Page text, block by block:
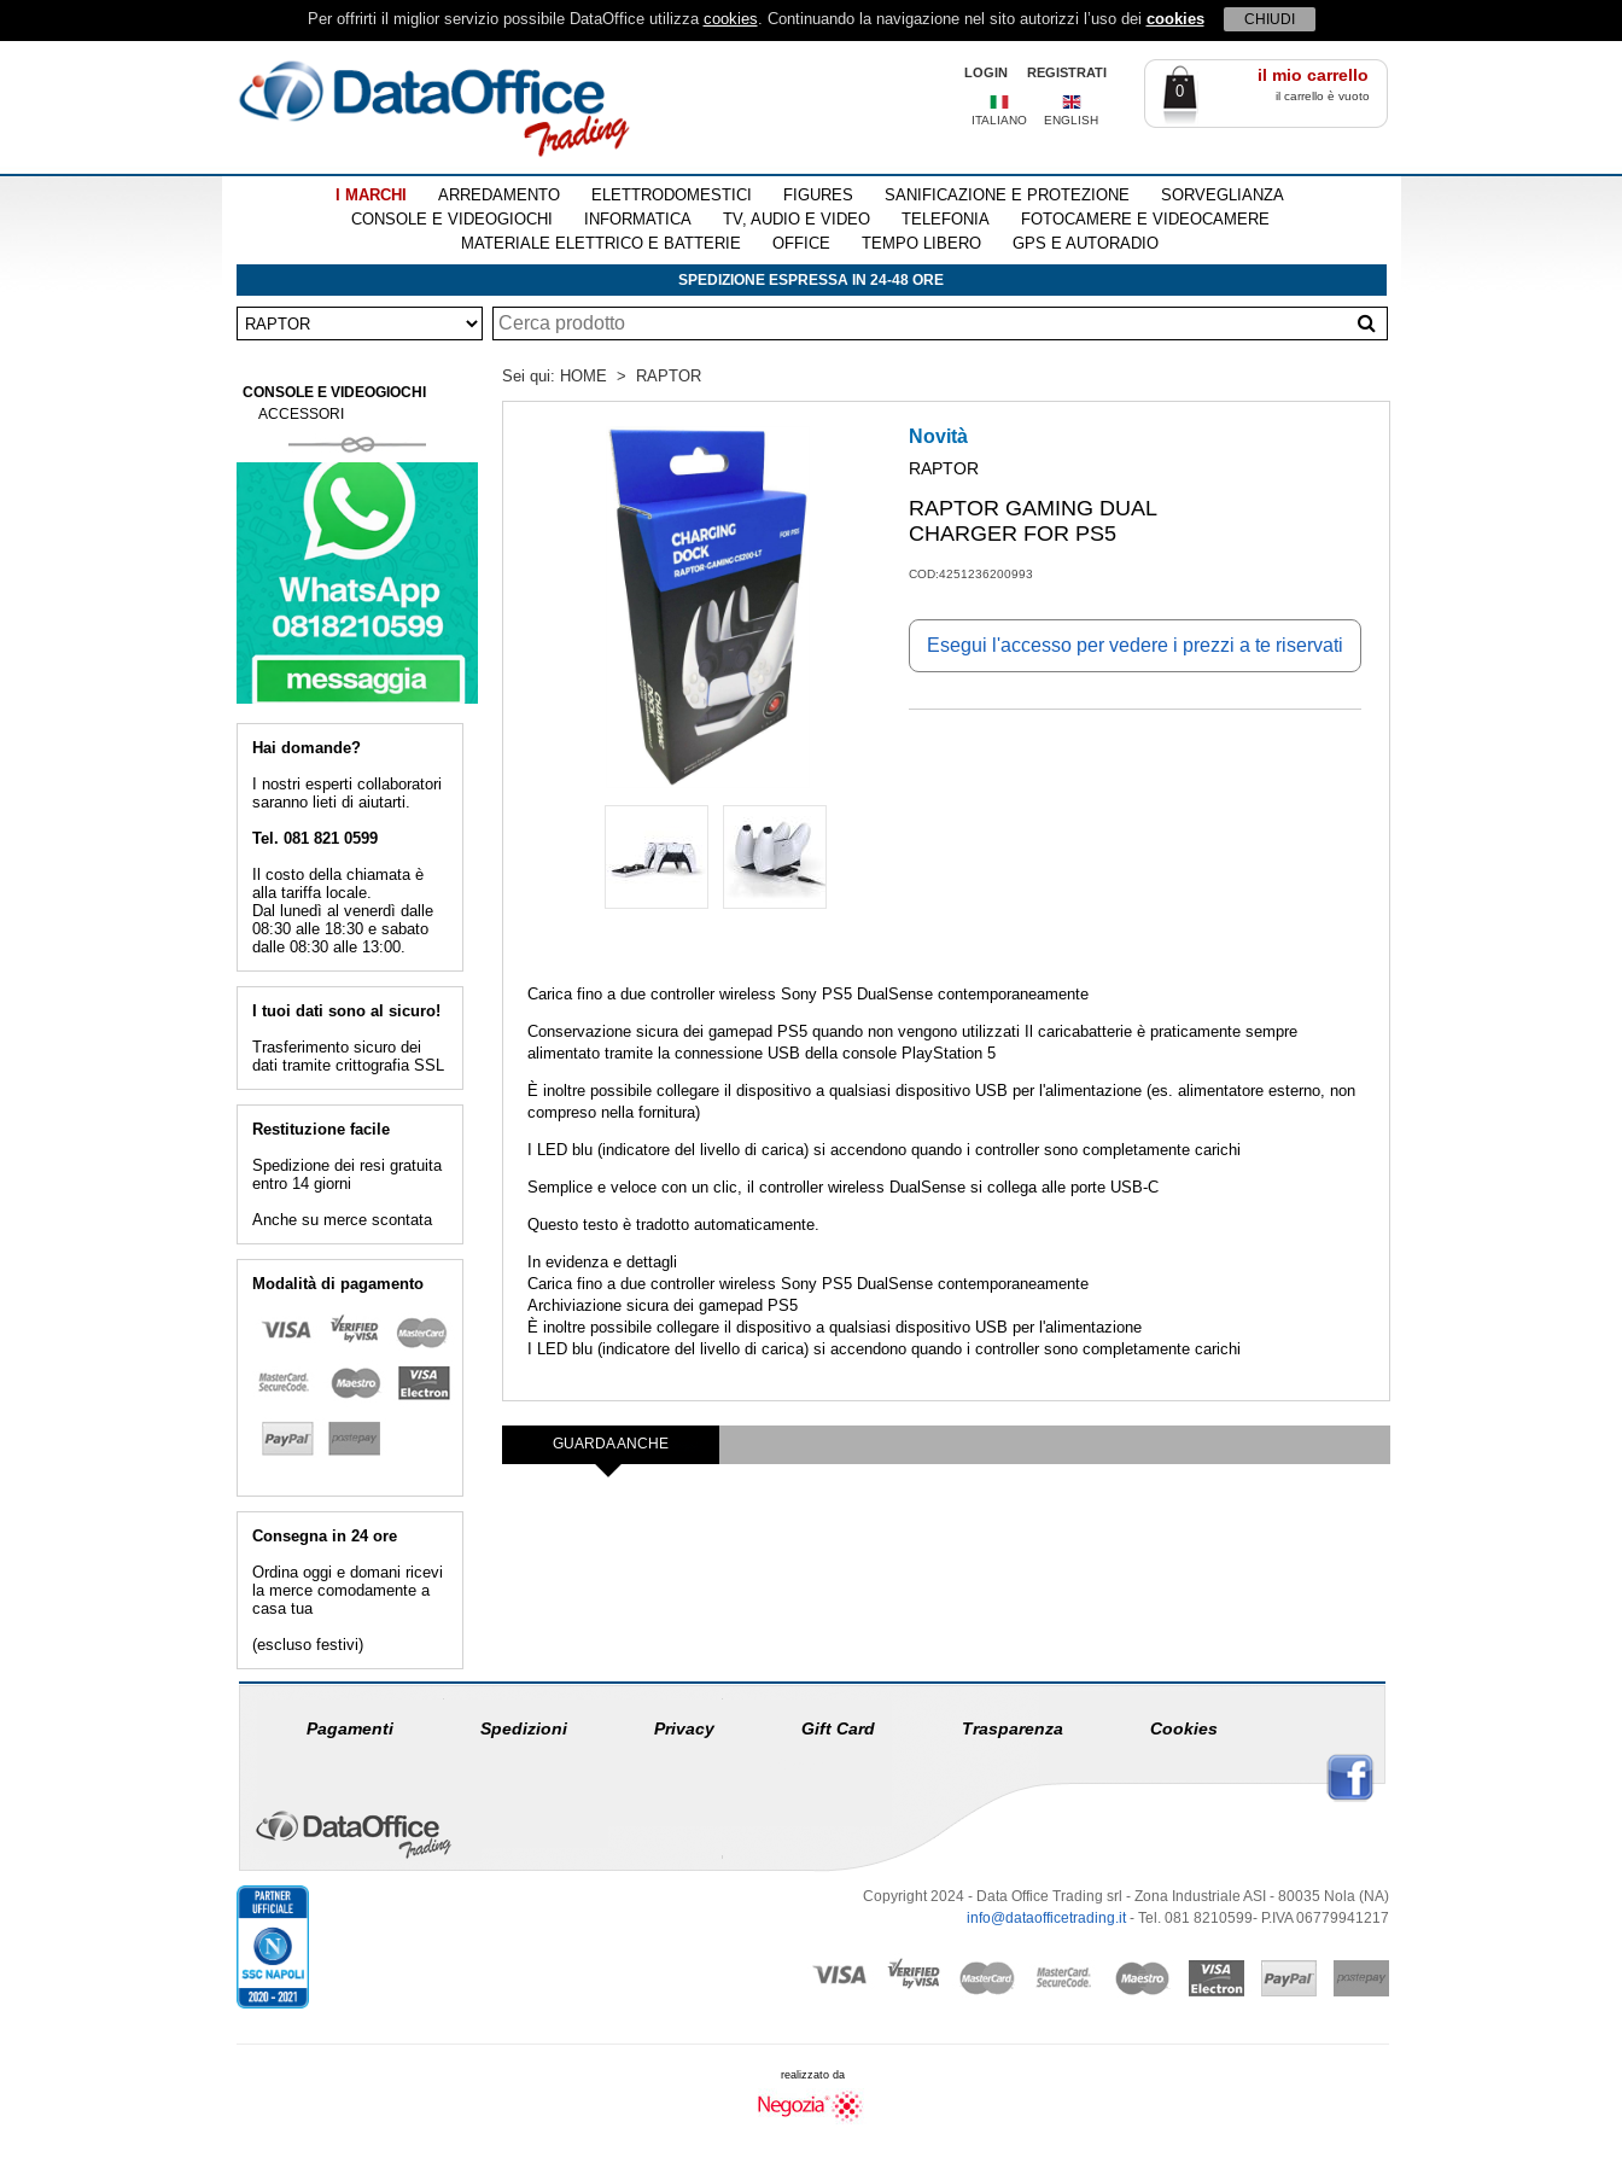
Per offrirti il miglior servizio possibile DataOffice utilizza cookies. Continuando la navigazione nel sito autorizzi l’uso dei cookies CHIUDI
il mio carrello
0 il carrello è vuoto
REGISTRATI
LOGIN
ITALIANO ENGLISH
I MARCHI ARREDAMENTO ELETTRODOMESTICI FIGURES SANIFICAZIONE E PROTEZIONE
SORVEGLIANZA
CONSOLE E VIDEOGIOCHI
INFORMATICA TV, AUDIO E VIDEO TELEFONIA
FOTOCAMERE E VIDEOCAMERE
MATERIALE ELETTRICO E BATTERIE
OFFICE TEMPO LIBERO GPS E AUTORADIO
SPEDIZIONE ESPRESSA IN 24-48 ORE
CONSOLE E VIDEOGIOCHI
ACCESSORI
Hai domande?
I nostri esperti collaboratori
saranno lieti di aiutarti.
Tel. 081 821 0599
Il costo della chiamata è
alla tariffa locale.
Dal lunedì al venerdì dalle
08:30 alle 18:30 e sabato
dalle 08:30 alle 13:00.
I tuoi dati sono al sicuro!
Trasferimento sicuro dei
dati tramite crittografia SSL
Restituzione facile
Spedizione dei resi gratuita
entro 14 giorni
Anche su merce scontata
Modalità di pagamento
Consegna in 24 ore
Ordina oggi e domani ricevi
la merce comodamente a
casa tua
(escluso festivi)
Sei qui: HOME > RAPTOR
Novità
RAPTOR
RAPTOR GAMING DUAL
CHARGER FOR PS5
COD:4251236200993
Esegui l'accesso per vedere i prezzi a te riservati
Carica fino a due controller wireless Sony PS5 DualSense contemporaneamente
Conservazione sicura dei gamepad PS5 quando non vengono utilizzati Il caricabatterie è praticamente sempre
alimentato tramite la connessione USB della console PlayStation 5
È inoltre possibile collegare il dispositivo a qualsiasi dispositivo USB per l'alimentazione (es. alimentatore esterno, non
compreso nella fornitura)
I LED blu (indicatore del livello di carica) si accendono quando i controller sono completamente carichi
Semplice e veloce con un clic, il controller wireless DualSense si collega alle porte USB-C
Questo testo è tradotto automaticamente.
In evidenza e dettagli
Carica fino a due controller wireless Sony PS5 DualSense contemporaneamente
Archiviazione sicura dei gamepad PS5
È inoltre possibile collegare il dispositivo a qualsiasi dispositivo USB per l'alimentazione
I LED blu (indicatore del livello di carica) si accendono quando i controller sono completamente carichi
GUARDA ANCHE
Pagamenti Spedizioni Privacy Gift Card Trasparenza Cookies
Copyright 2024 - Data Office Trading srl - Zona Industriale ASI - 80035 Nola (NA)
info@dataofficetrading.it- Tel. 081 8210599- P.IVA 06779941217
realizzato da